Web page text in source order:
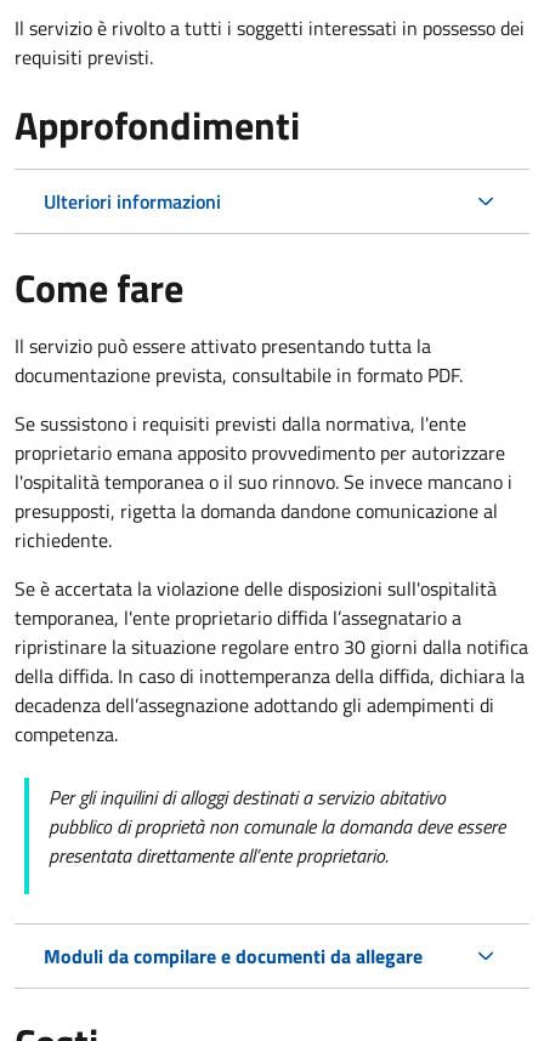
Il servizio è rivolto a tutti i soggetti interessati in possesso dei
requisiti previsti.
Approfondimenti
Ulteriori informazioni
Come fare
Il servizio può essere attivato presentando tutta la
documentazione prevista, consultabile in formato PDF.
Se sussistono i requisiti previsti dalla normativa, l'ente
proprietario emana apposito provvedimento per autorizzare
l'ospitalità temporanea o il suo rinnovo. Se invece mancano i
presupposti, rigetta la domanda dandone comunicazione al
richiedente.
Se è accertata la violazione delle disposizioni sull'ospitalità
temporanea, l'ente proprietario diffida l’assegnatario a
ripristinare la situazione regolare entro 30 giorni dalla notifica
della diffida. In caso di inottemperanza della diffida, dichiara la
decadenza dell’assegnazione adottando gli adempimenti di
competenza.
Per gli inquilini di alloggi destinati a servizio abitativo
pubblicodi proprietà non comunale la domanda deve essere
presentata direttamente all’ente proprietario.
Moduli da compilare e documenti da allegare